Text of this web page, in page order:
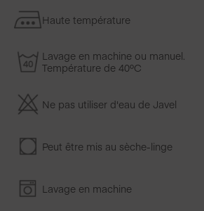
Haute température
Lavage en machine ou manuel.
Température de 40ºC
Ne pas utiliser d'eau de Javel
Peut être mis au sèche-linge
Lavage en machine